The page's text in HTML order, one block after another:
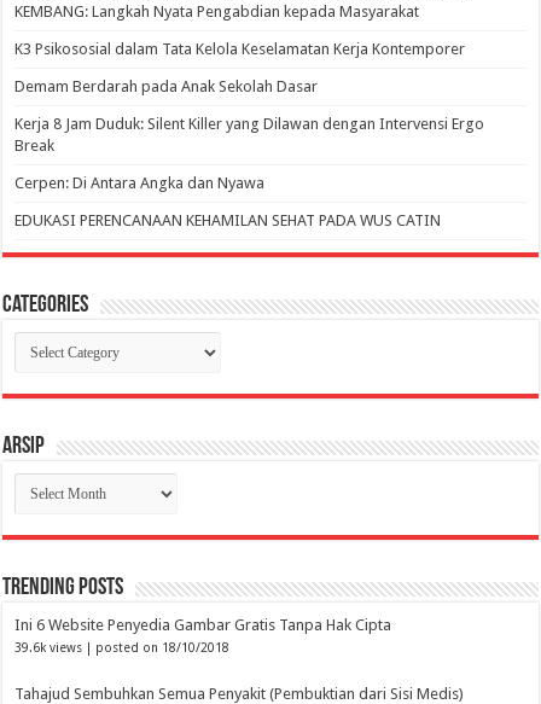
KEMBANG: Langkah Nyata Pengabdian kepada Masyarakat
K3 Psikososial dalam Tata Kelola Keselamatan Kerja Kontemporer
Demam Berdarah pada Anak Sekolah Dasar
Kerja 8 Jam Duduk: Silent Killer yang Dilawan dengan Intervensi Ergo
Break
Cerpen: Di Antara Angka dan Nyawa
EDUKASI PERENCANAAN KEHAMILAN SEHAT PADA WUS CATIN
Categories
Categories
Arsip
Arsip
Trending Posts
Ini 6 Website Penyedia Gambar Gratis Tanpa Hak Cipta
39.6k views | posted on 18/10/2018
Tahajud Sembuhkan Semua Penyakit (Pembuktian dari Sisi Medis)